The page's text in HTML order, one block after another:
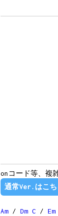
onコード等、複
通常Ver.はこち
Am / Dm C / Em